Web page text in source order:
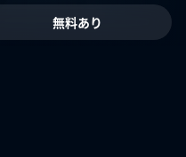
無料あり